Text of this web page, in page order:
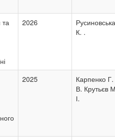
та
2026
Русиновська
К. .
2025
Карпенко Г.
В. Крутьєв
І.